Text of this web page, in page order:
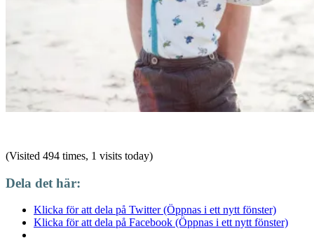
(Visited 494 times, 1 visits today)
Dela det här:
Klicka för att dela på Twitter (Öppnas i ett nytt fönster)
Klicka för att dela på Facebook (Öppnas i ett nytt fönster)